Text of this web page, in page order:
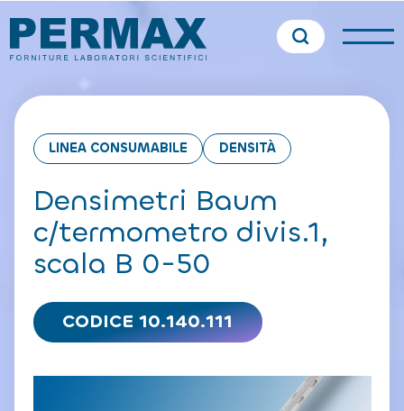
LINEA CONSUMABILE DENSITÀ
Densimetri Baum
c/termometro divis.1,
scala B 0-50
CODICE 10.140.111